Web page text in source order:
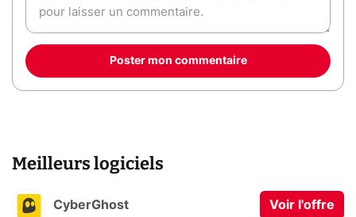
Poster mon commentaire
Meilleurs logiciels
CyberGhost Voir l'offre